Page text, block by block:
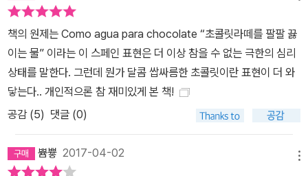
책의 원제는 Como agua para chocolate “초콜릿라떼를 팔팔 끓
이는 물” 이라는 이 스페인 표현은 더 이상 참을 수 없는 극한의 심리
상태를 말한다. 그런데 뭔가 달콤 쌉싸름한 초콜릿이란 표현이 더 와
닿는다.. 개인적으론 참 재미있게 본 책!
공감 (5) 댓글 (0)
쁌쁗 2017-04-02